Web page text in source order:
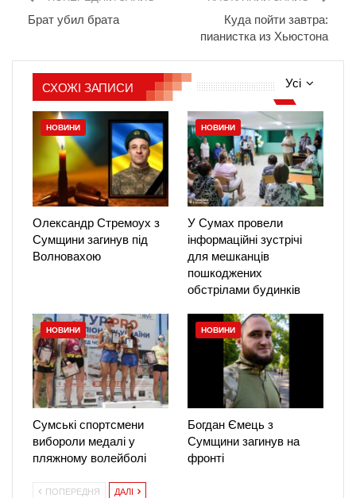
Брат убил брата
Куда пойти завтра:
пианистка из Хьюстона
Усі
СХОЖІ ЗАПИСИ
НОВИНИ
Олександр Стремоух з
Сумщини загинув під
Волновахою
НОВИНИ
У Сумах провели
інформаційні зустрічі
для мешканців
пошкоджених
обстрілами будинків
НОВИНИ
Сумські спортсмени
вибороли медалі у
пляжному волейболі
НОВИНИ
Богдан Ємець з
Сумщини загинув на
фронті
ПОПЕРЕДНЯ ДАЛІ